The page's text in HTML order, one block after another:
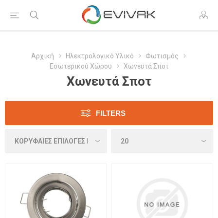
Αρχική Ηλεκτρολογικό Υλικό
Φωτισμός
Εσωτερικού Χώρου
Χωνευτά Σποτ
Χωνευτά Σποτ
FILTERS